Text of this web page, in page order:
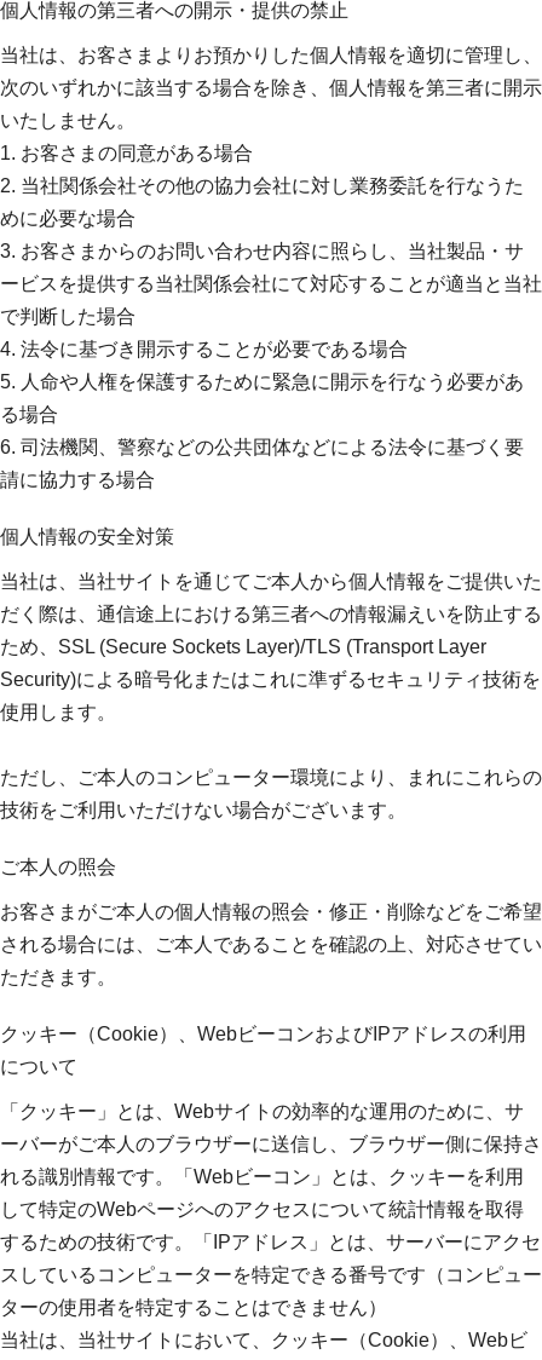
個人情報の第三者への開示・提供の禁止
当社は、お客さまよりお預かりした個人情報を適切に管理し、
次のいずれかに該当する場合を除き、個人情報を第三者に開示
いたしません。
1. お客さまの同意がある場合
2. 当社関係会社その他の協力会社に対し業務委託を行なうた
めに必要な場合
3. お客さまからのお問い合わせ内容に照らし、当社製品・サ
ービスを提供する当社関係会社にて対応することが適当と当社
で判断した場合
4. 法令に基づき開示することが必要である場合
5. 人命や人権を保護するために緊急に開示を行なう必要があ
る場合
6. 司法機関、警察などの公共団体などによる法令に基づく要
請に協力する場合
個人情報の安全対策
当社は、当社サイトを通じてご本人から個人情報をご提供いた
だく際は、通信途上における第三者への情報漏えいを防止する
ため、SSL (Secure Sockets Layer)/TLS (Transport Layer
Security)による暗号化またはこれに準ずるセキュリティ技術を
使用します。
ただし、ご本人のコンピューター環境により、まれにこれらの
技術をご利用いただけない場合がございます。
ご本人の照会
お客さまがご本人の個人情報の照会・修正・削除などをご希望
される場合には、ご本人であることを確認の上、対応させてい
ただきます。
クッキー（Cookie）、WebビーコンおよびIPアドレスの利用
について
「クッキー」とは、Webサイトの効率的な運用のために、サ
ーバーがご本人のブラウザーに送信し、ブラウザー側に保持さ
れる識別情報です。「Webビーコン」とは、クッキーを利用
して特定のWebページへのアクセスについて統計情報を取得
するための技術です。「IPアドレス」とは、サーバーにアクセ
スしているコンピューターを特定できる番号です（コンピュー
ターの使用者を特定することはできません）
当社は、当社サイトにおいて、クッキー（Cookie）、Webビ